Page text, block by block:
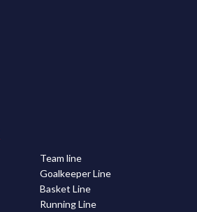
Team line
Goalkeeper Line
Basket Line
Running Line